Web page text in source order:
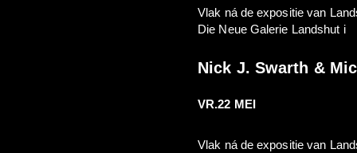
Vlak ná de expositie van
Die Neue Galerie Landshut i
Nick J. Swarth &
VR.22 MEI
Vlak ná de expositie van